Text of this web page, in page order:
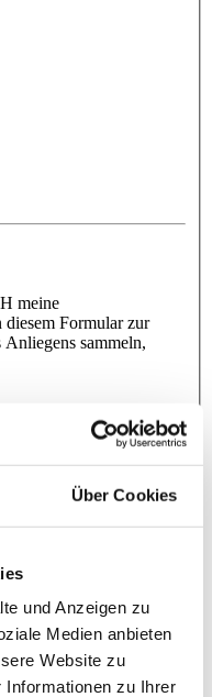
Über Cookies
und Anzeigen zu
Medien anbieten
Website zu
Informationen zu Ihrer
meine
diesem Formular zur
sammeln,